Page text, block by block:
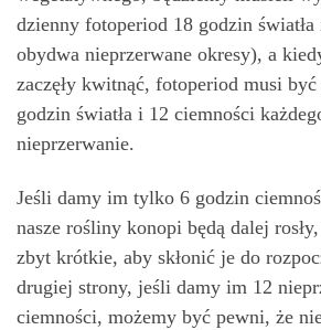
dzienny fotoperiod 18 godzin
obydwa nieprzerwane okresy), a
zaczęły kwitnąć, fotoperiod musi
godzin światła i 12 ciemności
nieprzerwanie.
Jeśli damy im tylko 6 godzin
nasze rośliny konopi będą dalej
zbyt krótkie, aby skłonić je do
drugiej strony, jeśli damy im 12
ciemności, możemy być pewni, że